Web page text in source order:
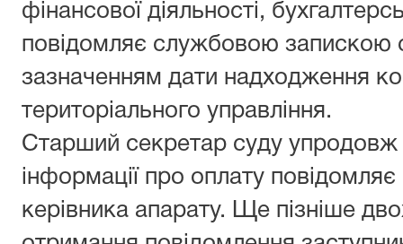
фінансової діяльності,
повідомляє службовою запискою
зазначенням дати надходження
територіального управління.
Старший секретар суду упродовж
інформації про оплату
керівника апарату. Ще пізніше